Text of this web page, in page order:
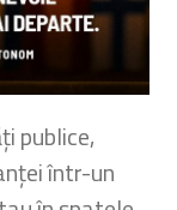
publice,
într-un